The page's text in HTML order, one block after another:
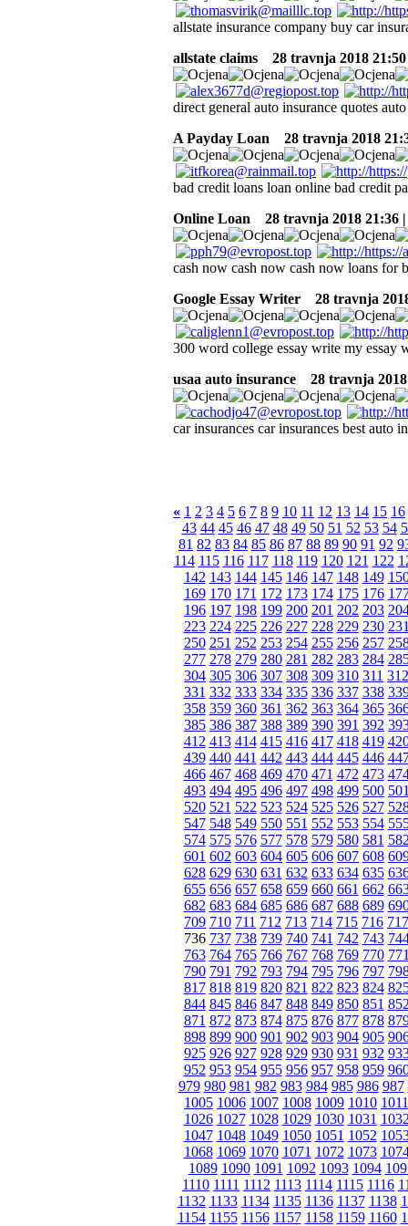
allstate insurance company buy car
allstate claims
28 travnja 2018
direct general auto insurance quotes
A Payday Loan
28 travnja 2018
bad credit loans loan online bad credit
Online Loan
28 travnja 2018 21:36
cash now cash now cash now loans for
Google Essay Writer
28 travnja
300 word college essay write my essay
usaa auto insurance
28 travnja
car insurances car insurances best auto
« 1 2 3 4 5 6 7 8 9 10 11 12 13 14 15 16
43 44 45 46 47 48 49 50 51 52 53 54
81 82 83 84 85 86 87 88 89 90 91 92
114 115 116 117 118 119 120 121 122
142 143 144 145 146 147 148 149
169 170 171 172 173 174 175 176
196 197 198 199 200 201 202 203
223 224 225 226 227 228 229 230
250 251 252 253 254 255 256 257
277 278 279 280 281 282 283 284
304 305 306 307 308 309 310 311 312
331 332 333 334 335 336 337 338
358 359 360 361 362 363 364 365
385 386 387 388 389 390 391 392
412 413 414 415 416 417 418 419
439 440 441 442 443 444 445 446
466 467 468 469 470 471 472 473
493 494 495 496 497 498 499 500
520 521 522 523 524 525 526 527
547 548 549 550 551 552 553 554
574 575 576 577 578 579 580 581
601 602 603 604 605 606 607 608
628 629 630 631 632 633 634 635
655 656 657 658 659 660 661 662
682 683 684 685 686 687 688 689
709 710 711 712 713 714 715 716 717
736 737 738 739 740 741 742 743
763 764 765 766 767 768 769 770
790 791 792 793 794 795 796 797
817 818 819 820 821 822 823 824
844 845 846 847 848 849 850 851
871 872 873 874 875 876 877 878
898 899 900 901 902 903 904 905
925 926 927 928 929 930 931 932
952 953 954 955 956 957 958 959
979 980 981 982 983 984 985 986 987
1005 1006 1007 1008 1009 1010 1011
1026 1027 1028 1029 1030 1031
1047 1048 1049 1050 1051 1052
1068 1069 1070 1071 1072 1073
1089 1090 1091 1092 1093 1094
1110 1111 1112 1113 1114 1115 1116
1132 1133 1134 1135 1136 1137 1138
1154 1155 1156 1157 1158 1159 1160